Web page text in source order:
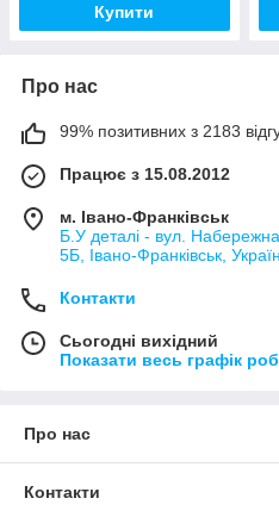
Купити
Про нас
99% позитивних з 2183
Працює з 15.08.2012
м. Івано-Франківськ
Б.У деталі - вул. Набережна
5Б, Івано-Франківськ,
Контакти
Сьогодні вихідний
Показати весь графік
Про нас
Контакти